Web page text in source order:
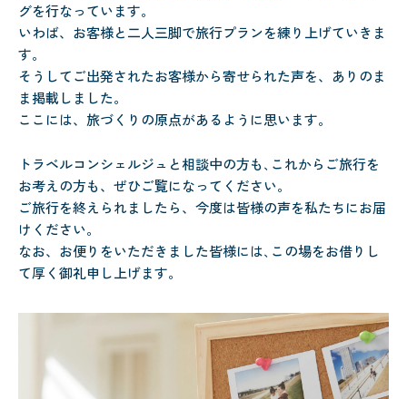
グを行なっています。
いわば、お客様と二人三脚で旅行プランを練り上げていきま
す。
そうしてご出発されたお客様から寄せられた声を、ありのま
ま掲載しました。
ここには、旅づくりの原点があるように思います。
トラベルコンシェルジュと相談中の方も､これからご旅行を
お考えの方も、ぜひご覧になってください。
ご旅行を終えられましたら、今度は皆様の声を私たちにお届
けください。
なお、お便りをいただきました皆様には､この場をお借りし
て厚く御礼申し上げます。